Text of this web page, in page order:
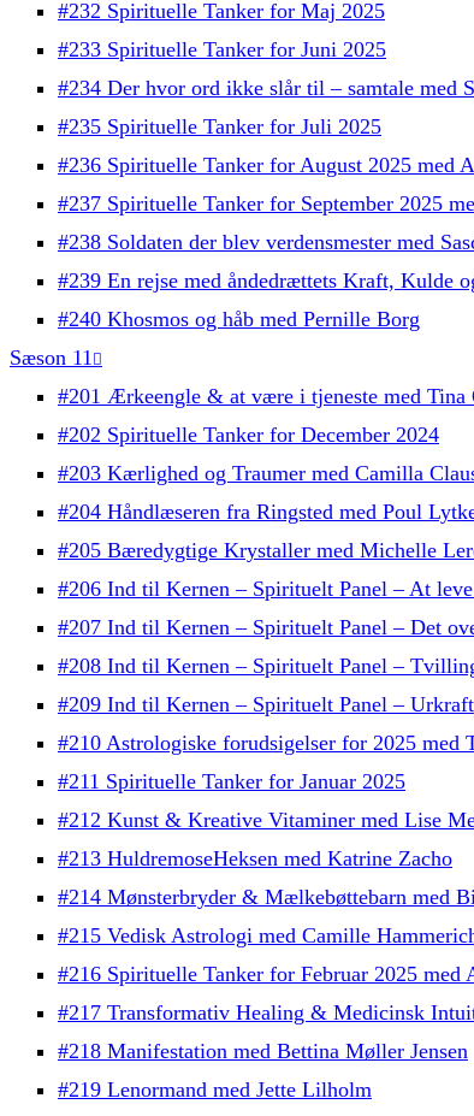
#232 Spirituelle Tanker for Maj 2025
#233 Spirituelle Tanker for Juni 2025
#234 Der hvor ord ikke slår til – samtale med
#235 Spirituelle Tanker for Juli 2025
#236 Spirituelle Tanker for August 2025 med
#237 Spirituelle Tanker for September 2025
#238 Soldaten der blev verdensmester med
#239 En rejse med åndedrættets Kraft, Kulde
#240 Khosmos og håb med Pernille Borg
Sæson 11
#201 Ærkeengle & at være i tjeneste med Tina
#202 Spirituelle Tanker for December 2024
#203 Kærlighed og Traumer med Camilla
#204 Håndlæseren fra Ringsted med Poul
#205 Bæredygtige Krystaller med Michelle
#206 Ind til Kernen – Spirituelt Panel – At
#207 Ind til Kernen – Spirituelt Panel – Det
#208 Ind til Kernen – Spirituelt Panel –
#209 Ind til Kernen – Spirituelt Panel – Urkraft
#210 Astrologiske forudsigelser for 2025 med
#211 Spirituelle Tanker for Januar 2025
#212 Kunst & Kreative Vitaminer med Lise
#213 HuldremoseHeksen med Katrine Zacho
#214 Mønsterbryder & Mælkebøttebarn med
#215 Vedisk Astrologi med Camille
#216 Spirituelle Tanker for Februar 2025 med
#217 Transformativ Healing & Medicinsk
#218 Manifestation med Bettina Møller Jensen
#219 Lenormand med Jette Lilholm